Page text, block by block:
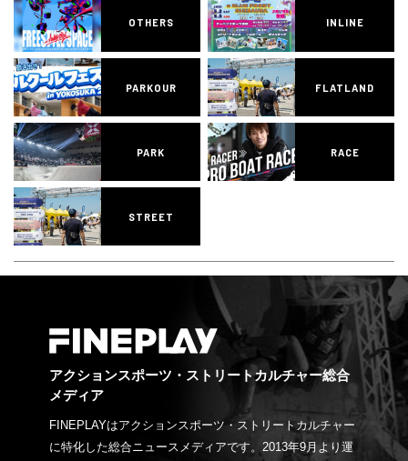
OTHERS INLINE
PARKOUR FLATLAND
PARK RACE
STREET
アクションスポーツ・ストリートカルチャー総合
メディア
FINEPLAYはアクションスポーツ・ストリートカルチャー
に特化した総合ニュースメディアです。2013年9月より運